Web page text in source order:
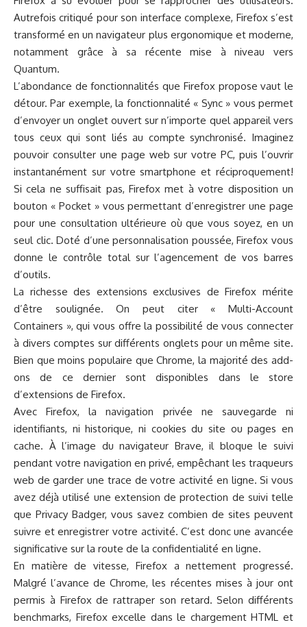
Autrefois critiqué pour son interface complexe, Firefox s’est
transformé en un navigateur plus ergonomique et moderne,
notamment grâce à sa récente mise à niveau vers
Quantum.
L’abondance de fonctionnalités que Firefox propose vaut le
détour. Par exemple, la fonctionnalité « Sync » vous permet
d’envoyer un onglet ouvert sur n’importe quel appareil vers
tous ceux qui sont liés au compte synchronisé. Imaginez
pouvoir consulter une page web sur votre PC, puis l’ouvrir
instantanément sur votre smartphone et réciproquement!
Si cela ne suffisait pas, Firefox met à votre disposition un
bouton « Pocket » vous permettant d’enregistrer une page
pour une consultation ultérieure où que vous soyez, en un
seul clic. Doté d’une personnalisation poussée, Firefox vous
donne le contrôle total sur l’agencement de vos barres
d’outils.
La richesse des extensions exclusives de Firefox mérite
d’être soulignée. On peut citer « Multi-Account
Containers », qui vous offre la possibilité de vous connecter
à divers comptes sur différents onglets pour un même site.
Bien que moins populaire que Chrome, la majorité des add-
ons de ce dernier sont disponibles dans le store
d’extensions de Firefox.
Avec Firefox, la navigation privée ne sauvegarde ni
identifiants, ni historique, ni cookies du site ou pages en
cache. À l’image du navigateur Brave, il bloque le suivi
pendant votre navigation en privé, empêchant les traqueurs
web de garder une trace de votre activité en ligne. Si vous
avez déjà utilisé une extension de protection de suivi telle
que Privacy Badger, vous savez combien de sites peuvent
suivre et enregistrer votre activité. C’est donc une avancée
significative sur la route de la confidentialité en ligne.
En matière de vitesse, Firefox a nettement progressé.
Malgré l’avance de Chrome, les récentes mises à jour ont
permis à Firefox de rattraper son retard. Selon différents
benchmarks, Firefox excelle dans le chargement HTML et